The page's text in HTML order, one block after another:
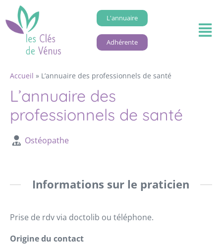
L'annuaire
Adhérente
Accueil » L’annuaire des professionnels de santé
L’annuaire des
professionnels de santé
Ostéopathe
Informations sur le praticien
Prise de rdv via doctolib ou téléphone.
Origine du contact